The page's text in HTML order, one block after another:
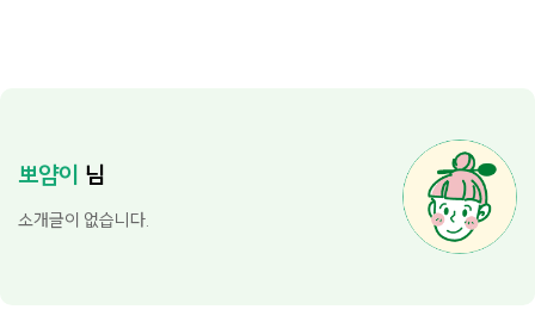
뽀얌이 님
소개글이 없습니다.